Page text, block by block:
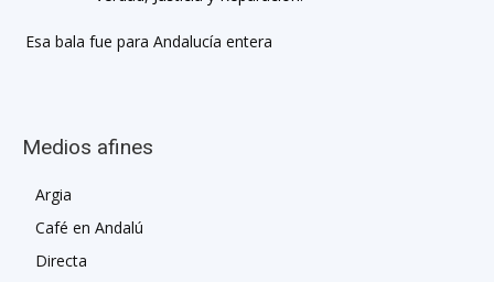
Esa bala fue para Andalucía entera
Medios afines
Argia
Café en Andalú
Directa